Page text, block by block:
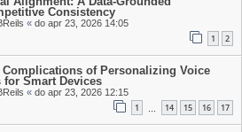
Consistency
« do apr 23, 2026 14:05
1 2
Complications of Personalizing Voice
Smart Devices
« do apr 23, 2026 12:15
1 … 14 15 16 17